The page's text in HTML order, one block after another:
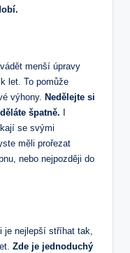
menší úpravy
let. To pomůže
výhony. Nedělejte si
špatně. I
se svými
měli prořezat
nebo nejpozději do
nejlepší stříhat tak,
Zde je jednoduchý